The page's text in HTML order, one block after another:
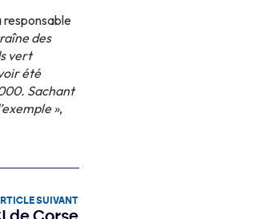
responsable
des
vert
été
Sachant
»,
SUIVANT